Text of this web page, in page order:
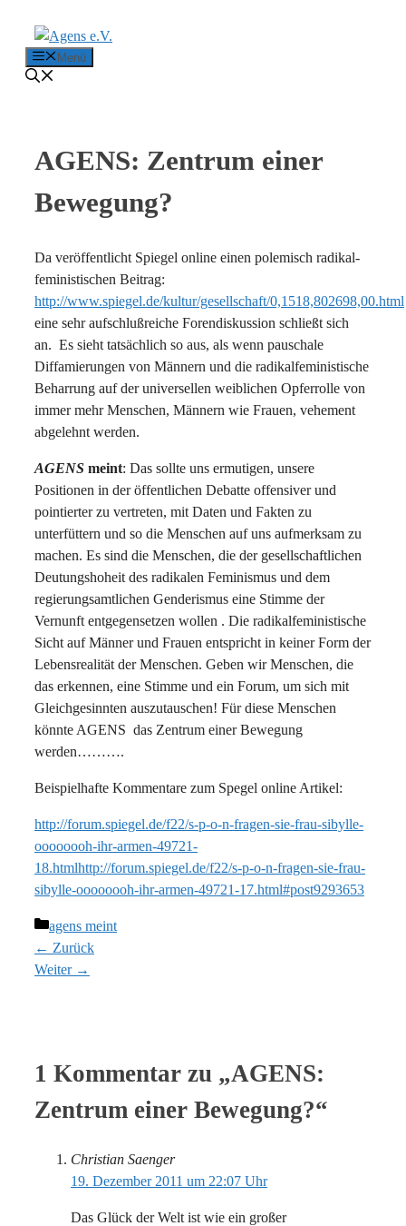
Menü
AGENS: Zentrum einer
Bewegung?
Da veröffentlicht Spiegel online einen polemisch radikal-
feministischen Beitrag:
http://www.spiegel.de/kultur/gesellschaft/0,1518,802698,00.html
eine sehr aufschlußreiche Forendiskussion schließt sich
an. Es sieht tatsächlich so aus, als wenn pauschale
Diffamierungen von Männern und die radikalfeministische
Beharrung auf der universellen weiblichen Opferrolle von
immer mehr Menschen, Männern wie Frauen, vehement
abgelehnt werden.
AGENS meint: Das sollte uns ermutigen, unsere
Positionen in der öffentlichen Debatte offensiver und
pointierter zu vertreten, mit Daten und Fakten zu
unterfüttern und so die Menschen auf uns aufmerksam zu
machen. Es sind die Menschen, die der gesellschaftlichen
Deutungshoheit des radikalen Feminismus und dem
regierungsamtlichen Genderismus eine Stimme der
Vernunft entgegensetzen wollen . Die radikalfeministische
Sicht auf Männer und Frauen entspricht in keiner Form der
Lebensrealität der Menschen. Geben wir Menschen, die
das erkennen, eine Stimme und ein Forum, um sich mit
Gleichgesinnten auszutauschen! Für diese Menschen
könnte AGENS das Zentrum einer Bewegung
werden……….
Beispielhafte Kommentare zum Spegel online Artikel:
http://forum.spiegel.de/f22/s-p-o-n-fragen-sie-frau-sibylle-
oooooooh-ihr-armen-49721-
18.htmlhttp://forum.spiegel.de/f22/s-p-o-n-fragen-sie-frau-
sibylle-oooooooh-ihr-armen-49721-17.html#post9293653
Kategorien
agens meint
← Zurück
Weiter →
1 Kommentar zu „AGENS:
Zentrum einer Bewegung?“
Christian Saenger
19. Dezember 2011 um 22:07 Uhr
Das Glück der Welt ist wie ein großer